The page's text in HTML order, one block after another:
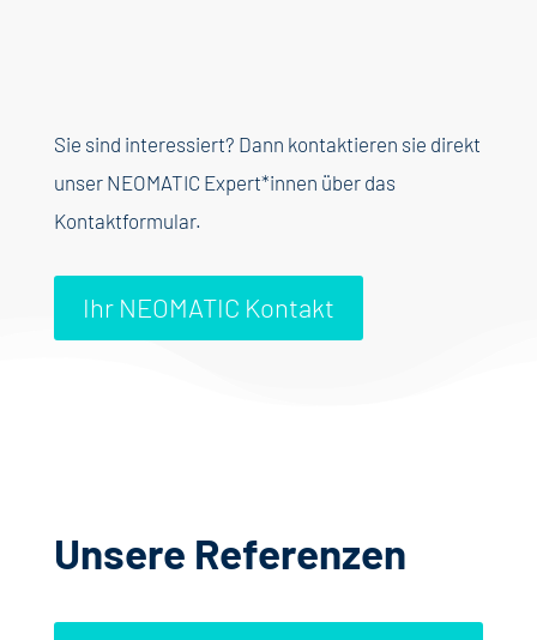
Sie sind interessiert? Dann kontaktieren sie direkt
unser NEOMATIC Expert*innen über das
Kontaktformular.
Ihr NEOMATIC Kontakt
Unsere Referenzen